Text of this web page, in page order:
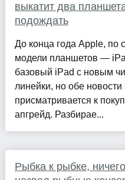
выкатит два
подождать
До конца года Apple, по
модели планшетов —
базовый iPad с новым
линейки, но обе
присматривается к
апгрейд. Разбирае...
Рыбка к рыбке,